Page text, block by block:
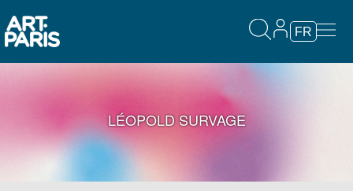
FR
LÉOPOLD SURVAGE